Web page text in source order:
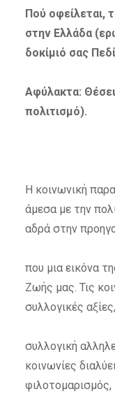
Πού οφείλεται,
στην Ελλάδα
δοκίμιό σας
Αφύλακτα:
πολιτισμό).
Η κοινωνική
άμεσα με την
αδρά στην
που μια εικόνα
Ζωής μας. Τις
συλλογικές
συλλογική
κοινωνίες